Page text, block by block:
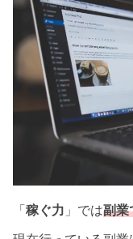
「 稼ぐ力 」では副業